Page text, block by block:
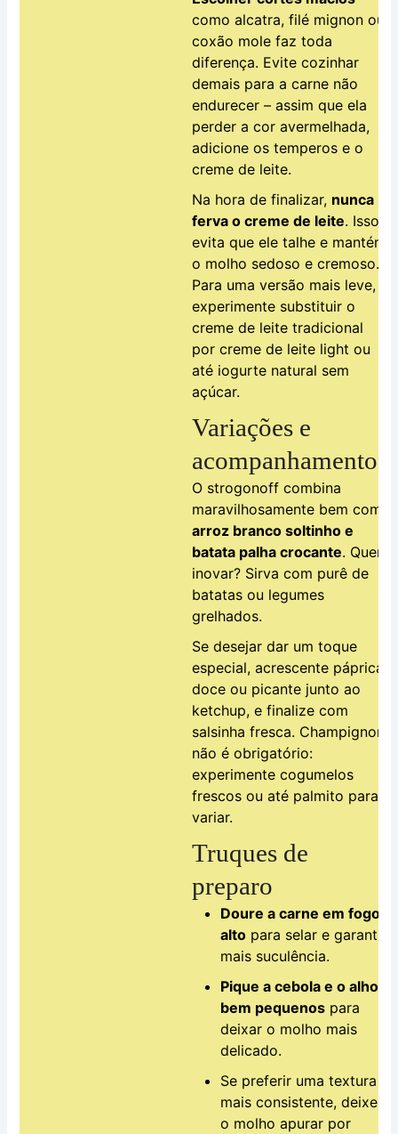
como alcatra, filé mignon ou
coxão mole faz toda
diferença. Evite cozinhar
demais para a carne não
endurecer – assim que ela
perder a cor avermelhada,
adicione os temperos e o
creme de leite.
Na hora de finalizar, nunca
ferva o creme de leite. Isso
evita que ele talhe e mantém
o molho sedoso e cremoso.
Para uma versão mais leve,
experimente substituir o
creme de leite tradicional
por creme de leite light ou
até iogurte natural sem
açúcar.
Variações e
acompanhamentos
O strogonoff combina
maravilhosamente bem com
arroz branco soltinho e
batata palha crocante. Quer
inovar? Sirva com purê de
batatas ou legumes
grelhados.
Se desejar dar um toque
especial, acrescente páprica
doce ou picante junto ao
ketchup, e finalize com
salsinha fresca. Champignon
não é obrigatório:
experimente cogumelos
frescos ou até palmito para
variar.
Truques de
preparo
Doure a carne em fogo
alto para selar e garantir
mais suculência.
Pique a cebola e o alho
bem pequenos para
deixar o molho mais
delicado.
Se preferir uma textura
mais consistente, deixe
o molho apurar por